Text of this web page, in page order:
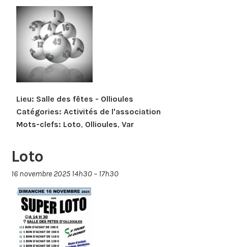
Lieu: Salle des fêtes - Ollioules
Catégories: Activités de l'association
Mots-clefs: Loto, Ollioules,Var
Loto
16 novembre 2025 14h30 – 17h30